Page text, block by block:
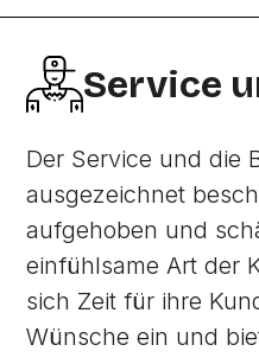
Service
Der Service und die
ausgezeichnet
aufgehoben und
einfühlsame Art der
sich Zeit für ihre
Wünsche ein und